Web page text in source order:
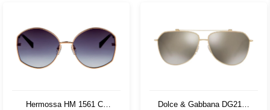
Hermossa HM 1561 C1
Dolce & Gabbana DG2190